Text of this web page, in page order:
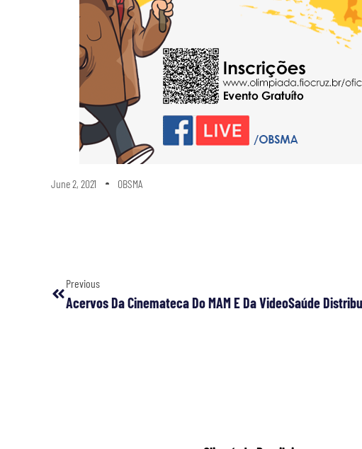
June 2, 2021 OBSMA
Previous